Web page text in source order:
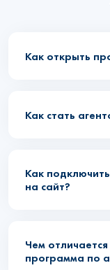
Как открыть
Как стать
Как
на сайт?
Чем отличается
программа по